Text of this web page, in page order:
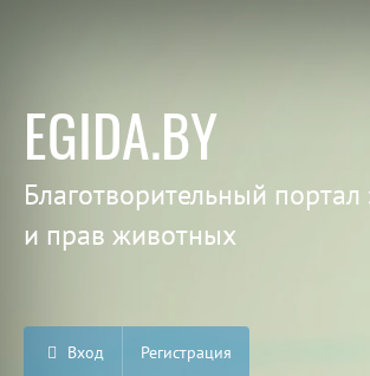
EGIDA.BY
Благотворительный
и прав животных
Вход Регистрация